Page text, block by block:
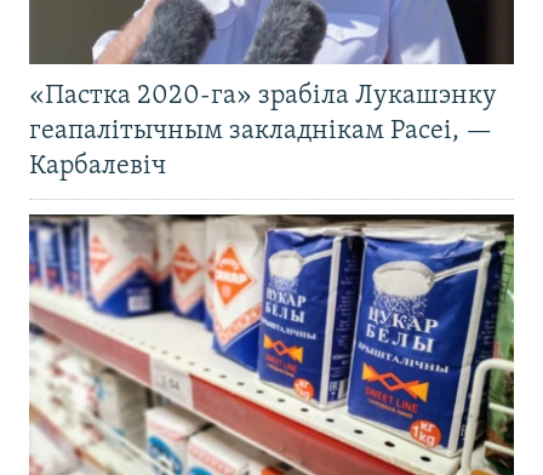
«Пастка 2020-га» зрабіла Лукашэнку
геапалітычным закладнікам Расеі, —
Карбалевіч